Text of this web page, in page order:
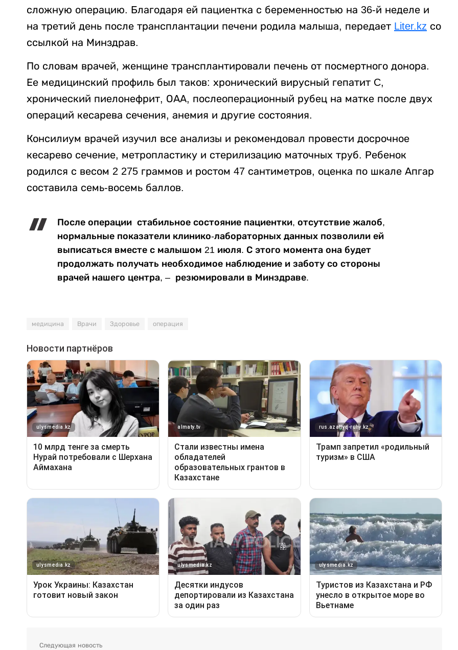
сложную операцию. Благодаря ей пациентка с беременностью на 36-й неделе и
на третий день после трансплантации печени родила малыша, передает Liter.kz со
ссылкой на Минздрав.
По словам врачей, женщине трансплантировали печень от посмертного донора.
Ее медицинский профиль был таков: хронический вирусный гепатит C,
хронический пиелонефрит, ОАА, послеоперационный рубец на матке после двух
операций кесарева сечения, анемия и другие состояния.
Консилиум врачей изучил все анализы и рекомендовал провести досрочное
кесарево сечение, метропластику и стерилизацию маточных труб. Ребенок
родился с весом 2 275 граммов и ростом 47 сантиметров, оценка по шкале Апгар
составила семь-восемь баллов.
После операции стабильное состояние пациентки, отсутствие жалоб,
нормальные показатели клинико-лабораторных данных позволили ей
выписаться вместе с малышом 21 июля. С этого момента она будет
продолжать получать необходимое наблюдение и заботу со стороны
врачей нашего центра, – резюмировали в Минздраве.
медицина Врачи Здоровье операция
Следующая новость